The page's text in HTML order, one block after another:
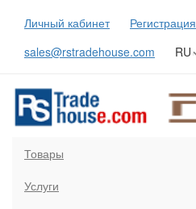
Личный кабинет
Регистрация
sales@rstradehouse.com
RU
Товары
Услуги